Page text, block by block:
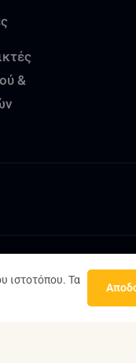
&
Όροι και
ιστοτόπου. Τα